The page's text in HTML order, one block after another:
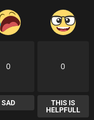
0
SAD
0
THIS IS
HELPFULL